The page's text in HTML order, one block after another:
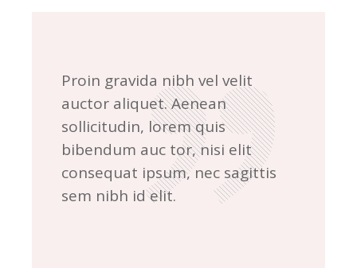
Proin gravida nibh vel velit
auctor aliquet. Aenean
sollicitudin, lorem quis
bibendum auc tor, nisi elit
consequat ipsum, nec sagittis
sem nibh id elit.